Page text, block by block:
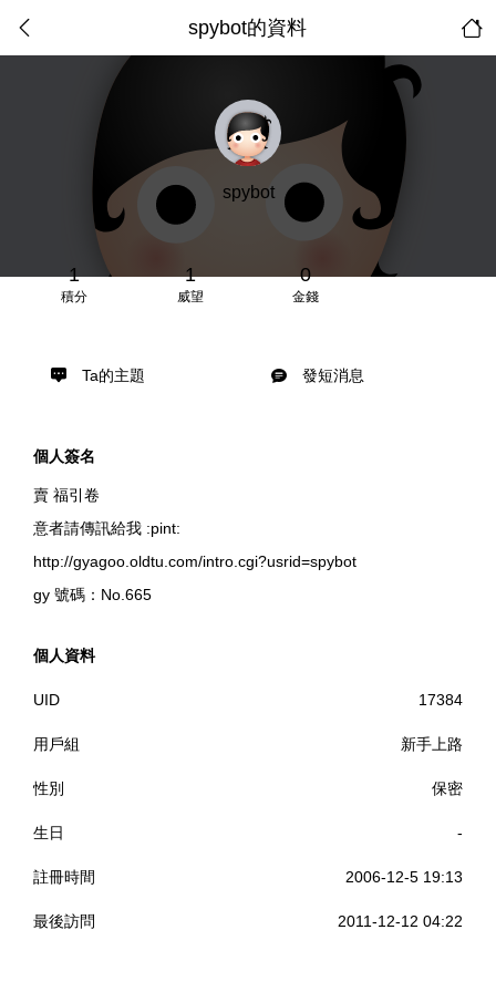
spybot的資料
spybot
1
積分
1
威望
0
金錢
Ta的主題 發短消息
個人簽名
賣 福引卷
意者請傳訊給我 :pint:
http://gyagoo.oldtu.com/intro.cgi?usrid=spybot
gy 號碼：No.665
個人資料
UID 17384
用戶組 新手上路
性別 保密
生日 -
註冊時間 2006-12-5 19:13
最後訪問 2011-12-12 04:22